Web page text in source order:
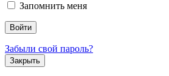
Запомнить меня
Забыли свой пароль?
Закрыть